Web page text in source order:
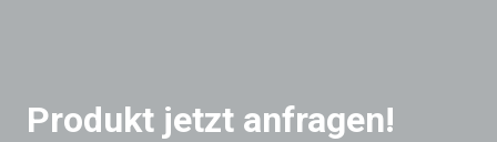
Produkt jetzt anfragen!